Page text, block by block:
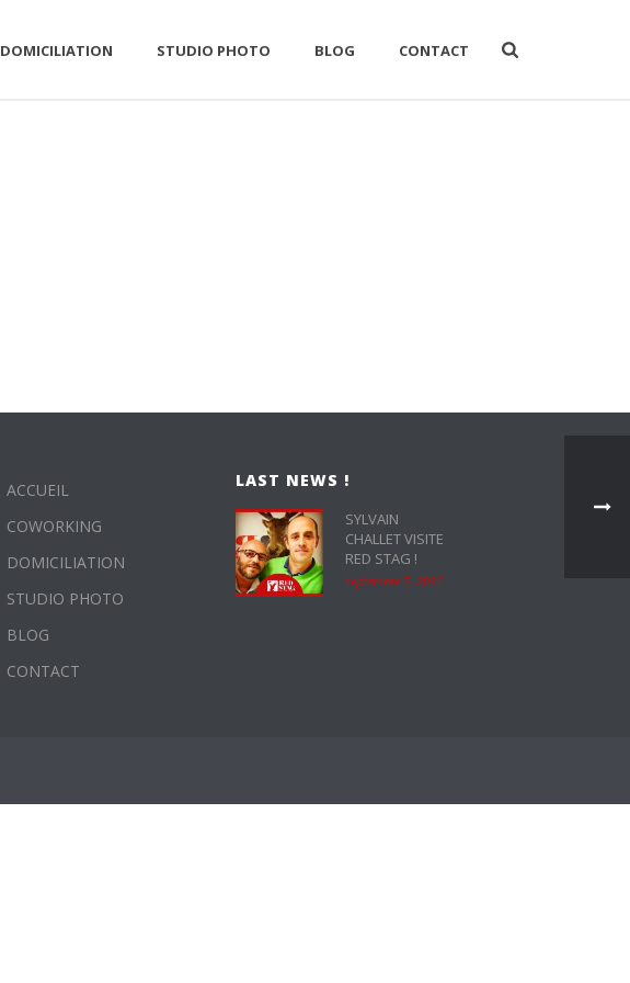
DOMICILIATION STUDIO PHOTO BLOG CONTACT
ACCUEIL
COWORKING
DOMICILIATION
STUDIO PHOTO
BLOG
CONTACT
LAST NEWS !
SYLVAIN
CHALLET VISITE
RED STAG !
septembre 7, 2015